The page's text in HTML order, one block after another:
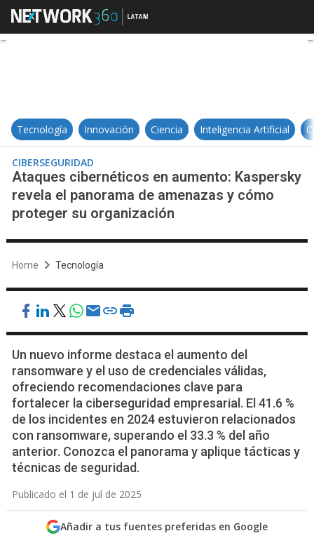
Ataques cibernéticos en
Tecnología Innovación Ciencia Inteligencia Artificial
CIBERSEGURIDAD
Ataques cibernéticos en aumento: Kaspersky
revela el panorama de amenazas y cómo
proteger su organización
Home Tecnología
Un nuevo informe destaca el aumento del
ransomware y el uso de credenciales válidas,
ofreciendo recomendaciones clave para
fortalecer la ciberseguridad empresarial. El 41.6 %
de los incidentes en 2024 estuvieron relacionados
con ransomware, superando el 33.3 % del año
anterior. Conozca el panorama y aplique tácticas y
técnicas de seguridad.
Publicado el 1 de jul de 2025
Añadir a tus fuentes preferidas en Google